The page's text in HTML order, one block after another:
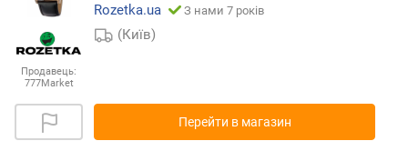
Продавець:
777Market
Rozetka.ua
З нами 7 років
(Київ)
Перейти в магазин